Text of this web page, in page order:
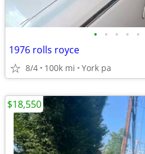
• • • • •
1976 rolls royce
8/4 100k mi York pa
$18,550